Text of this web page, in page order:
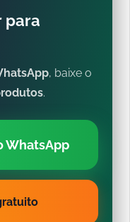
para
, baixe o
.
WhatsApp